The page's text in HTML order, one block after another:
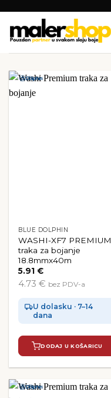
content
BLUE DOLPHIN
WASHI-XF7 PREMIUM
traka za bojanje
18.8mmx40m
5.91€
4.73 € bez PDV-a
U dolasku · 7–14
dana
DODAJ U KOŠARICU